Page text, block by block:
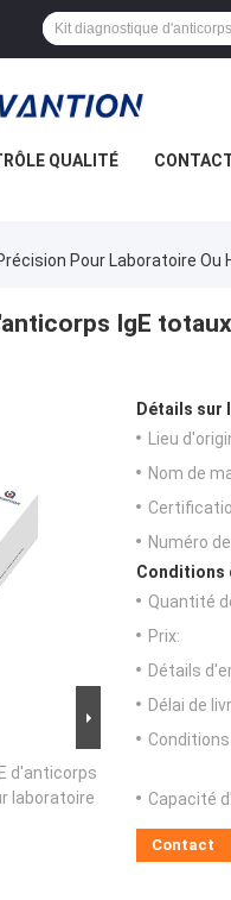
QUALITÉ
Pour Laboratoire Ou
IgE
d'anticorps
laboratoire
Détails sur
Lieu
Nom de
Numéro
Conditions
Quantité
Prix:
Détails
Délai de
Capacité
Contact